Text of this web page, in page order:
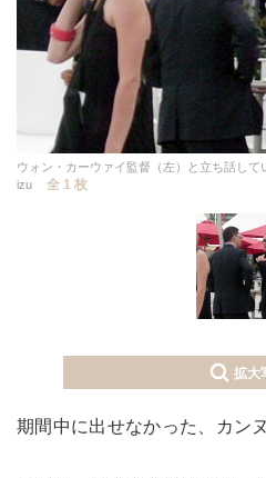
ウォン・カーウァイ監督（左）と立ち話し
izu
全 1 枚
拡大
期間中に出せなかった、カン